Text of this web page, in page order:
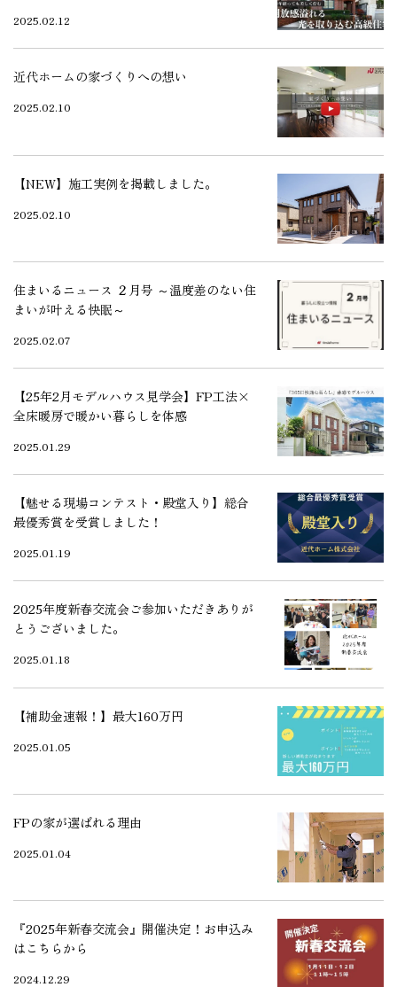
2025.02.12
近代ホームの家づくりへの想い
2025.02.10
【NEW】施工実例を掲載しました。
2025.02.10
住まいるニュース ２月号 ～温度差のない住
まいが叶える快眠～
2025.02.07
【25年2月モデルハウス見学会】FP工法×
全床暖房で暖かい暮らしを体感
2025.01.29
【魅せる現場コンテスト・殿堂入り】総合
最優秀賞を受賞しました！
2025.01.19
2025年度新春交流会ご参加いただきありが
とうございました。
2025.01.18
【補助金速報！】最大160万円
2025.01.05
FPの家が選ばれる理由
2025.01.04
『2025年新春交流会』開催決定！お申込み
はこちらから
2024.12.29